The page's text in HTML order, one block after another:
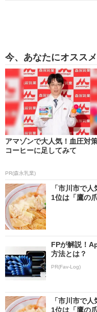
今、あなたにオススメ
アマゾンで大人気！血圧対
コーヒーに足してみて
PR(森永乳業)
「市川市で
1位は「鷹の
FPが解説！
方法とは？
PR(Fav-Log)
「市川市で
1位は「鷹の